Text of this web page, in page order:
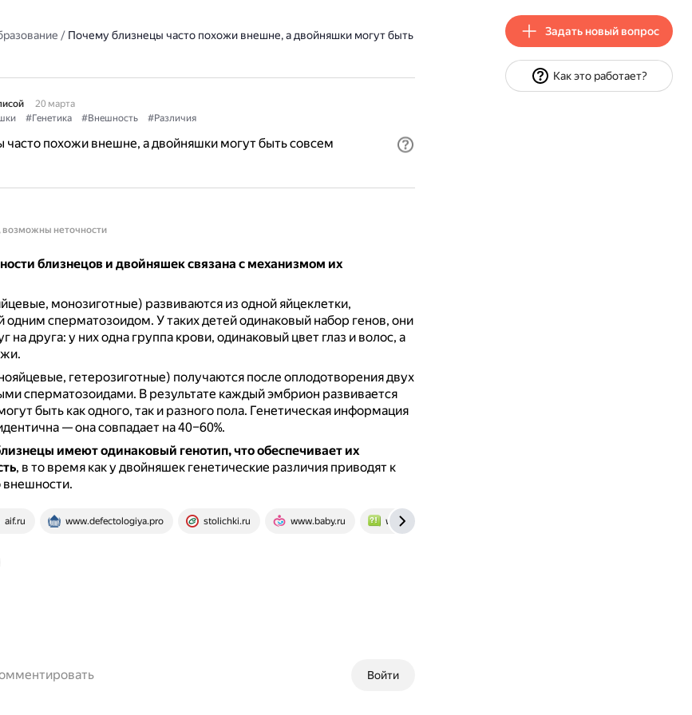
/ Почему близнецы часто похожи внешне, а двойняшки могут быть
20 марта
#Генетика #Внешность #Различия
похожи внешне, а двойняшки могут быть совсем
возможны неточности
близнецов и двойняшек связана с механизмом их
монозиготные) развиваются из одной яйцеклетки,
одним сперматозоидом. У таких детей одинаковый набор генов, они
на друга: у них одна группа крови, одинаковый цвет глаз и волос, а
гетерозиготные) получаются после оплодотворения двух
сперматозоидами. В результате каждый эмбрион развивается
быть как одного, так и разного пола. Генетическая информация
— она совпадает на 40–60%.
имеют одинаковый генотип, что обеспечивает их
, в то время как у двойняшек генетические различия приводят к
внешности.
aif.ru www.defectologiya.pro stolichki.ru www.baby.ru www.bolshoyvopros.ru
Войти
Задать новый вопрос
Как это работает?